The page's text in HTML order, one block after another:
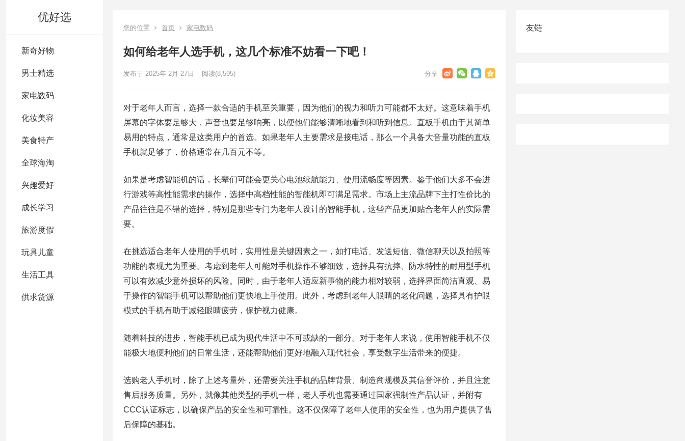
优好选
新奇好物
男士精选
家电数码
化妆美容
美食特产
全球海淘
兴趣爱好
成长学习
旅游度假
玩具儿童
生活工具
供求货源
您的位置 首页 家电数码
如何给老年人选手机，这几个标准不妨看一下吧！
发布于 2025年 2月 27日 阅读(8,595)
对于老年人而言，选择一款合适的手机至关重要，因为他们的视力和听力可能都不太好。这意味着手机
屏幕的字体要足够大，声音也要足够响亮，以便他们能够清晰地看到和听到信息。直板手机由于其简单
易用的特点，通常是这类用户的首选。如果老年人主要需求是接电话，那么一个具备大音量功能的直板
手机就足够了，价格通常在几百元不等。
如果是考虑智能机的话，长辈们可能会更关心电池续航能力、使用流畅度等因素。鉴于他们大多不会进
行游戏等高性能需求的操作，选择中高档性能的智能机即可满足需求。市场上主流品牌下主打性价比的
产品往往是不错的选择，特别是那些专门为老年人设计的智能手机，这些产品更加贴合老年人的实际需
要。
在挑选适合老年人使用的手机时，实用性是关键因素之一，如打电话、发送短信、微信聊天以及拍照等
功能的表现尤为重要。考虑到老年人可能对手机操作不够细致，选择具有抗摔、防水特性的耐用型手机
可以有效减少意外损坏的风险。同时，由于老年人适应新事物的能力相对较弱，选择界面简洁直观、易
于操作的智能手机可以帮助他们更快地上手使用。此外，考虑到老年人眼睛的老化问题，选择具有护眼
模式的手机有助于减轻眼睛疲劳，保护视力健康。
随着科技的进步，智能手机已成为现代生活中不可或缺的一部分。对于老年人来说，使用智能手机不仅
能极大地便利他们的日常生活，还能帮助他们更好地融入现代社会，享受数字生活带来的便捷。
选购老人手机时，除了上述考量外，还需要关注手机的品牌背景、制造商规模及其信誉评价，并且注意
售后服务质量。另外，就像其他类型的手机一样，老人手机也需要通过国家强制性产品认证，并附有
CCC认证标志，以确保产品的安全性和可靠性。这不仅保障了老年人使用的安全性，也为用户提供了售
后保障的基础。
友链